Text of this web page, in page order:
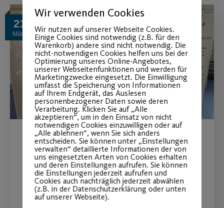
21
März
Gesundheitstag Generation
50+
Rückblick zum Gesundheitstag 50+ am
Sonntag
Wir verwenden Cookies
Wir nutzen auf unserer Webseite Cookies.
Einige Cookies sind notwendig (z.B. für den
Warenkorb) andere sind nicht notwendig. Die
nicht-notwendigen Cookies helfen uns bei der
Optimierung unseres Online-Angebotes,
unserer Webseitenfunktionen und werden für
Marketingzwecke eingesetzt. Die Einwilligung
umfasst die Speicherung von Informationen
auf Ihrem Endgerät, das Auslesen
personenbezogener Daten sowie deren
Verarbeitung. Klicken Sie auf „Alle
akzeptieren“, um in den Einsatz von nicht
notwendigen Cookies einzuwilligen oder auf
„Alle ablehnen“, wenn Sie sich anders
entscheiden. Sie können unter „Einstellungen
verwalten“ detaillierte Informationen der von
uns eingesetzten Arten von Cookies erhalten
und deren Einstellungen aufrufen. Sie können
die Einstellungen jederzeit aufrufen und
Cookies auch nachträglich jederzeit abwählen
(z.B. in der Datenschutzerklärung oder unten
auf unserer Webseite).